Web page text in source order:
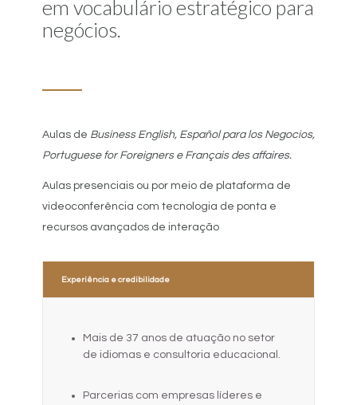
em vocabulário estratégico para
negócios.
Aulas de Business English, Español para los Negocios,
Portuguese for Foreigners e Français des affaires.
Aulas presenciais ou por meio de plataforma de
videoconferência com tecnologia de ponta e
recursos avançados de interação
Experiência e credibilidade
Mais de 37 anos de atuação no setor
de idiomas e consultoria educacional.
Parcerias com empresas líderes e